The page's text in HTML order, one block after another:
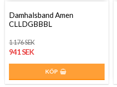
Damhalsband Amen
CLLDGBBBL
1 176 SEK
941 SEK
KÖP